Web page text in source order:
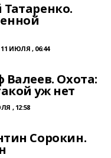
11 ИЮЛЯ , 06:44
Валеев. Охота:
уж нет
, 12:58
Сорокин.